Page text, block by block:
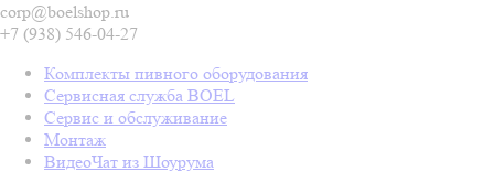
corp@boelshop.ru
+7 (938) 546-04-27
Комплекты пивного оборудования
Сервисная служба BOEL
Сервис и обслуживание
Монтаж
ВидеоЧат из Шоурума